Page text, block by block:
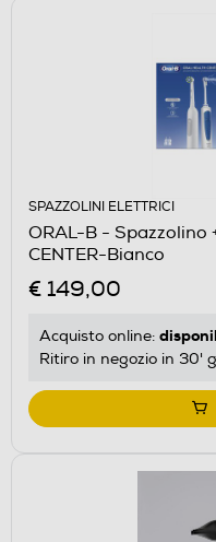
SPAZZOLINI ELETTRICI
ORAL-B - Spazzolino
CENTER-Bianco
€ 149,00
Acquisto online:
Ritiro in negozio in 30'